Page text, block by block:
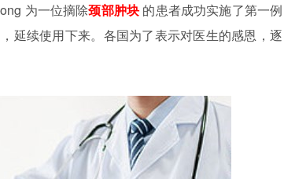
为一位摘除颈部肿块 的患者成功实施了第一例
延续使用下来。各国为了表示对医生的感恩，逐